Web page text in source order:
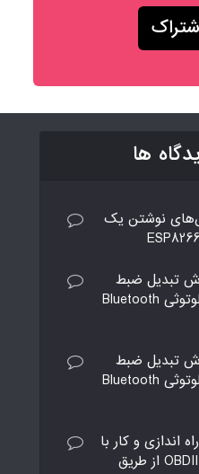
ها
نوشتن یک
تبدیل ضبط
صوت قدیمی به مدل بلوتوثی Bluetooth
تبدیل ضبط
صوت قدیمی به مدل بلوتوثی Bluetooth
راه اندازی و کار با
دیاگ ELM327 خودرو OBDII از طریق